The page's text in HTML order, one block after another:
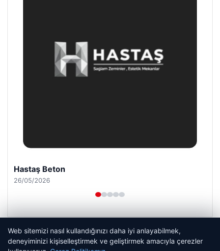
Hastaş Beton
26/05/2026
Web sitemizi nasıl kullandığınızı daha iyi anlayabilmek,
deneyiminizi kişiselleştirmek ve geliştirmek amacıyla çerezler